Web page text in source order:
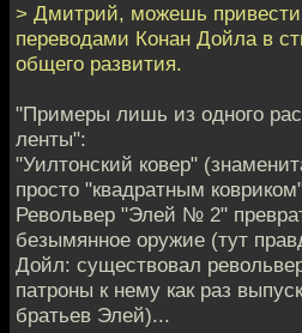
> Дмитрий, можешь
переводами Конан Дойла в
общего развития.
"Примеры лишь из одного
ленты":
"Уилтонский ковер"
просто "квадратным
Револьвер "Элей № 2"
безымянное оружие (тут
Дойл: существовал
патроны к нему как раз
братьев Элей)...